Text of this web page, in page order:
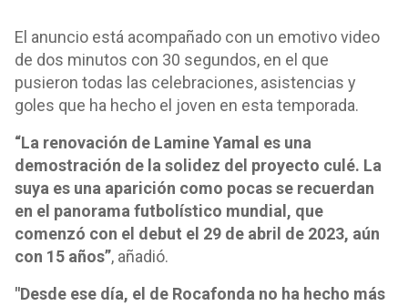
El anuncio está acompañado con un emotivo video
de dos minutos con 30 segundos, en el que
pusieron todas las celebraciones, asistencias y
goles que ha hecho el joven en esta temporada.
“La renovación de Lamine Yamal es una
demostración de la solidez del proyecto culé. La
suya es una aparición como pocas se recuerdan
en el panorama futbolístico mundial, que
comenzó con el debut el 29 de abril de 2023, aún
con 15 años”, añadió.
"Desde ese día, el de Rocafonda no ha hecho más